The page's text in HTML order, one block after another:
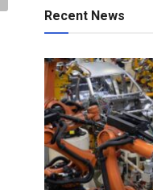
Recent News